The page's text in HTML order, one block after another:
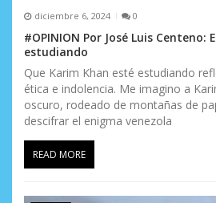
diciembre 6, 2024 0
#OPINION Por José Luis Centeno:
estudiando
Que Karim Khan esté estudiando
ética e indolencia. Me imagino a
oscuro, rodeado de montañas de
descifrar el enigma venezola
READ MORE